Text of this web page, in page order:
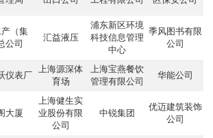
产（集
公司
汇益液压
浦东新区环境
科技信息管理
中心
季风图书有限
公司
仪表厂
上海源深体
育场
上海宝燕餐饮
管理有限公司
华能公司
大厦
上海健生实
业股份有限
公司
中锐集团
优迈建筑装饰
公司